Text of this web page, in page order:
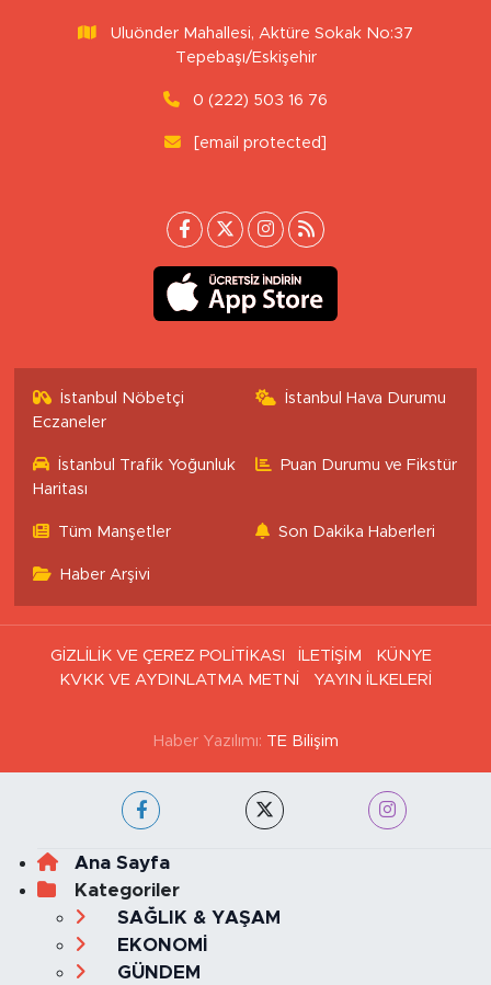
Uluönder Mahallesi, Aktüre Sokak No:37
Tepebaşı/Eskişehir
0 (222) 503 16 76
[email protected]
İstanbul Nöbetçi
Eczaneler
İstanbul Hava Durumu
İstanbul Trafik Yoğunluk
Haritası
Puan Durumu ve Fikstür
Tüm Manşetler Son Dakika Haberleri
Haber Arşivi
GİZLİLİK VE ÇEREZ POLİTİKASI İLETİŞİM
KÜNYE
KVKK VE AYDINLATMA METNİ
YAYIN İLKELERİ
Haber Yazılımı: TE Bilişim
Ana Sayfa
Kategoriler
SAĞLIK & YAŞAM
EKONOMİ
GÜNDEM